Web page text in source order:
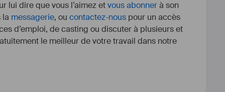
lui dire que vous l’aimez etvous abonnerà son
la messagerie, ou contactez-nous pour un accès
d’emploi, de casting ou discuter à plusieurs et
le meilleur de votre travail dans notre